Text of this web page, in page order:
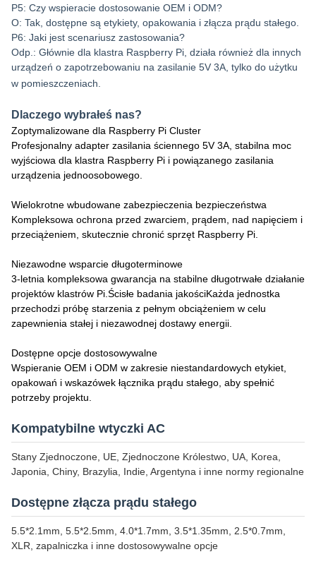
P5: Czy wspieracie dostosowanie OEM i ODM?
O: Tak, dostępne są etykiety, opakowania i złącza prądu stałego.
P6: Jaki jest scenariusz zastosowania?
Odp.: Głównie dla klastra Raspberry Pi, działa również dla innych
urządzeń o zapotrzebowaniu na zasilanie 5V 3A, tylko do użytku
w pomieszczeniach.
Dlaczego wybrałeś nas?
Zoptymalizowane dla Raspberry Pi Cluster
Profesjonalny adapter zasilania ściennego 5V 3A, stabilna moc
wyjściowa dla klastra Raspberry Pi i powiązanego zasilania
urządzenia jednoosobowego.
Wielokrotne wbudowane zabezpieczenia bezpieczeństwa
Kompleksowa ochrona przed zwarciem, prądem, nad napięciem i
przeciążeniem, skutecznie chronić sprzęt Raspberry Pi.
Niezawodne wsparcie długoterminowe
3-letnia kompleksowa gwarancja na stabilne długotrwałe działanie
projektów klastrów Pi.Ścisłe badania jakościKażda jednostka
przechodzi próbę starzenia z pełnym obciążeniem w celu
zapewnienia stałej i niezawodnej dostawy energii.
Dostępne opcje dostosowywalne
Wspieranie OEM i ODM w zakresie niestandardowych etykiet,
opakowań i wskazówek łącznika prądu stałego, aby spełnić
potrzeby projektu.
Kompatybilne wtyczki AC
Stany Zjednoczone, UE, Zjednoczone Królestwo, UA, Korea,
Japonia, Chiny, Brazylia, Indie, Argentyna i inne normy regionalne
Dostępne złącza prądu stałego
5.5*2.1mm, 5.5*2.5mm, 4.0*1.7mm, 3.5*1.35mm, 2.5*0.7mm,
XLR, zapalniczka i inne dostosowywalne opcje